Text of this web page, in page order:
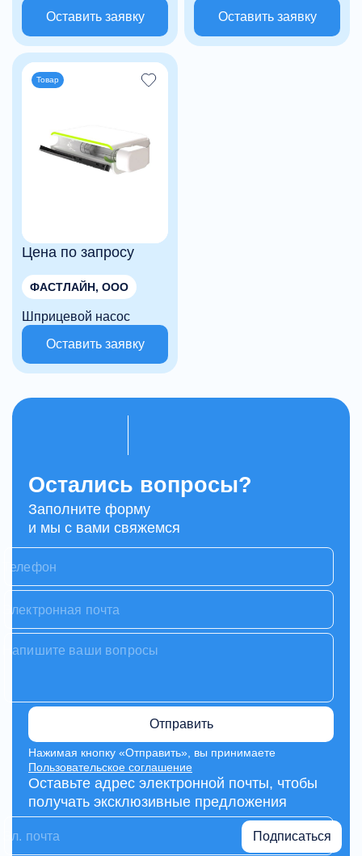
насос
Оставить заявку
Оставить заявку
Товар
Цена по запросу
ФАСТЛАЙН, ООО
Шприцевой насос
Оставить заявку
Остались вопросы?
Заполните форму
и мы с вами свяжемся
Отправить
Нажимая кнопку «Отправить», вы принимаете
Пользовательское соглашение
Оставьте адрес электронной почты, чтобы
получать эксклюзивные предложения
Подписаться